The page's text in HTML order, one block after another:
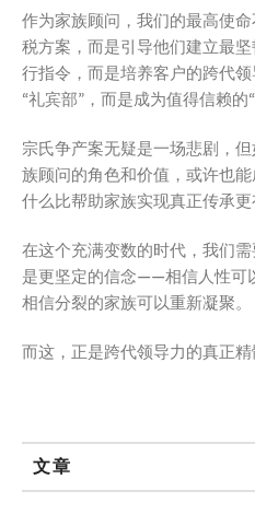
作为家族顾问，我们的最高使
税方案，而是引导他们建立最
行指令，而是培养客户的跨代
“礼宾部”，而是成为值得信赖的“
宗氏争产案无疑是一场悲剧，
族顾问的角色和价值，或许也
什么比帮助家族实现真正传承更
在这个充满变数的时代，我们
是更坚定的信念——相信人性可
相信分裂的家族可以重新凝聚。
而这，正是跨代领导力的真正精
文章